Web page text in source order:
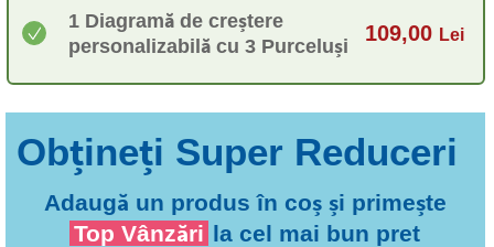
1 Diagramă de creștere
personalizabilă cu 3 Purceluși
109,00 Lei
Adaugă un produs în coș și primește
Top Vânzări la cel mai bun pret